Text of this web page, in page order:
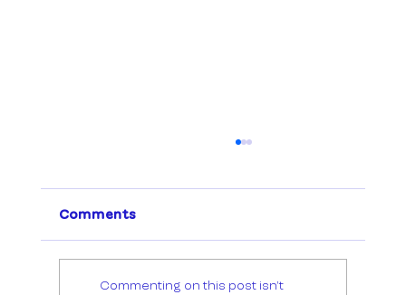
Comments
Commenting on this post isn't